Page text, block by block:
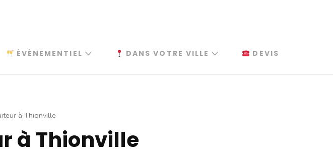
ÉVÈNEMENTIEL DANS VOTRE VILLE DEVIS
à Thionville
à Thionville